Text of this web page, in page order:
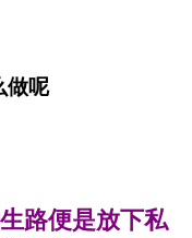
做呢
路便是放下私